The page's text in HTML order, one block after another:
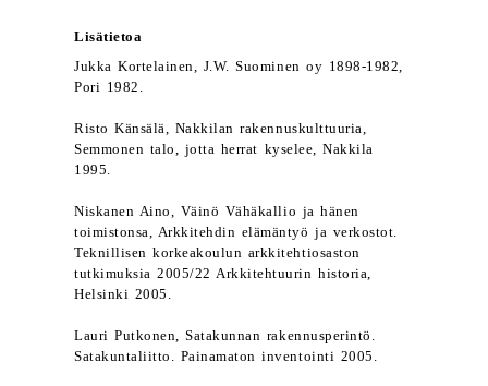
Lisätietoa
Jukka Kortelainen, J.W. Suominen oy 1898-1982,
Pori 1982.
Risto Känsälä, Nakkilan rakennuskulttuuria,
Semmonen talo, jotta herrat kyselee, Nakkila
1995.
Niskanen Aino, Väinö Vähäkallio ja hänen
toimistonsa, Arkkitehdin elämäntyö ja verkostot.
Teknillisen korkeakoulun arkkitehtiosaston
tutkimuksia 2005/22 Arkkitehtuurin historia,
Helsinki 2005.
Lauri Putkonen, Satakunnan rakennusperintö.
Satakuntaliitto. Painamaton inventointi 2005.